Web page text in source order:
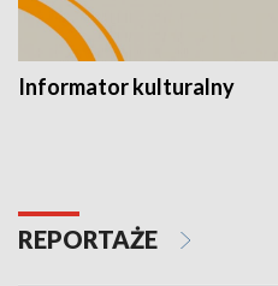
Informator kulturalny
REPORTAŻE